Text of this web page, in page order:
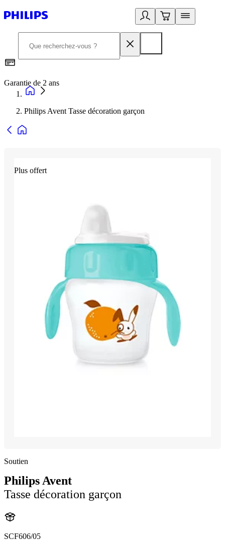
Garantie de 2 ans
Philips Avent Tasse décoration garçon
Plus offert
Soutien
Philips Avent
Tasse décoration garçon
SCF606/05